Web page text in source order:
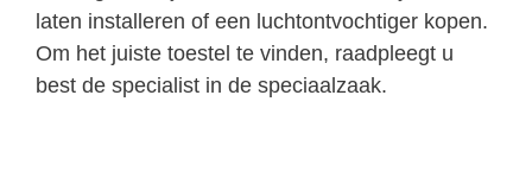
laten installeren of een luchtontvochtiger kopen.
Om het juiste toestel te vinden, raadpleegt u
best de specialist in de speciaalzaak.